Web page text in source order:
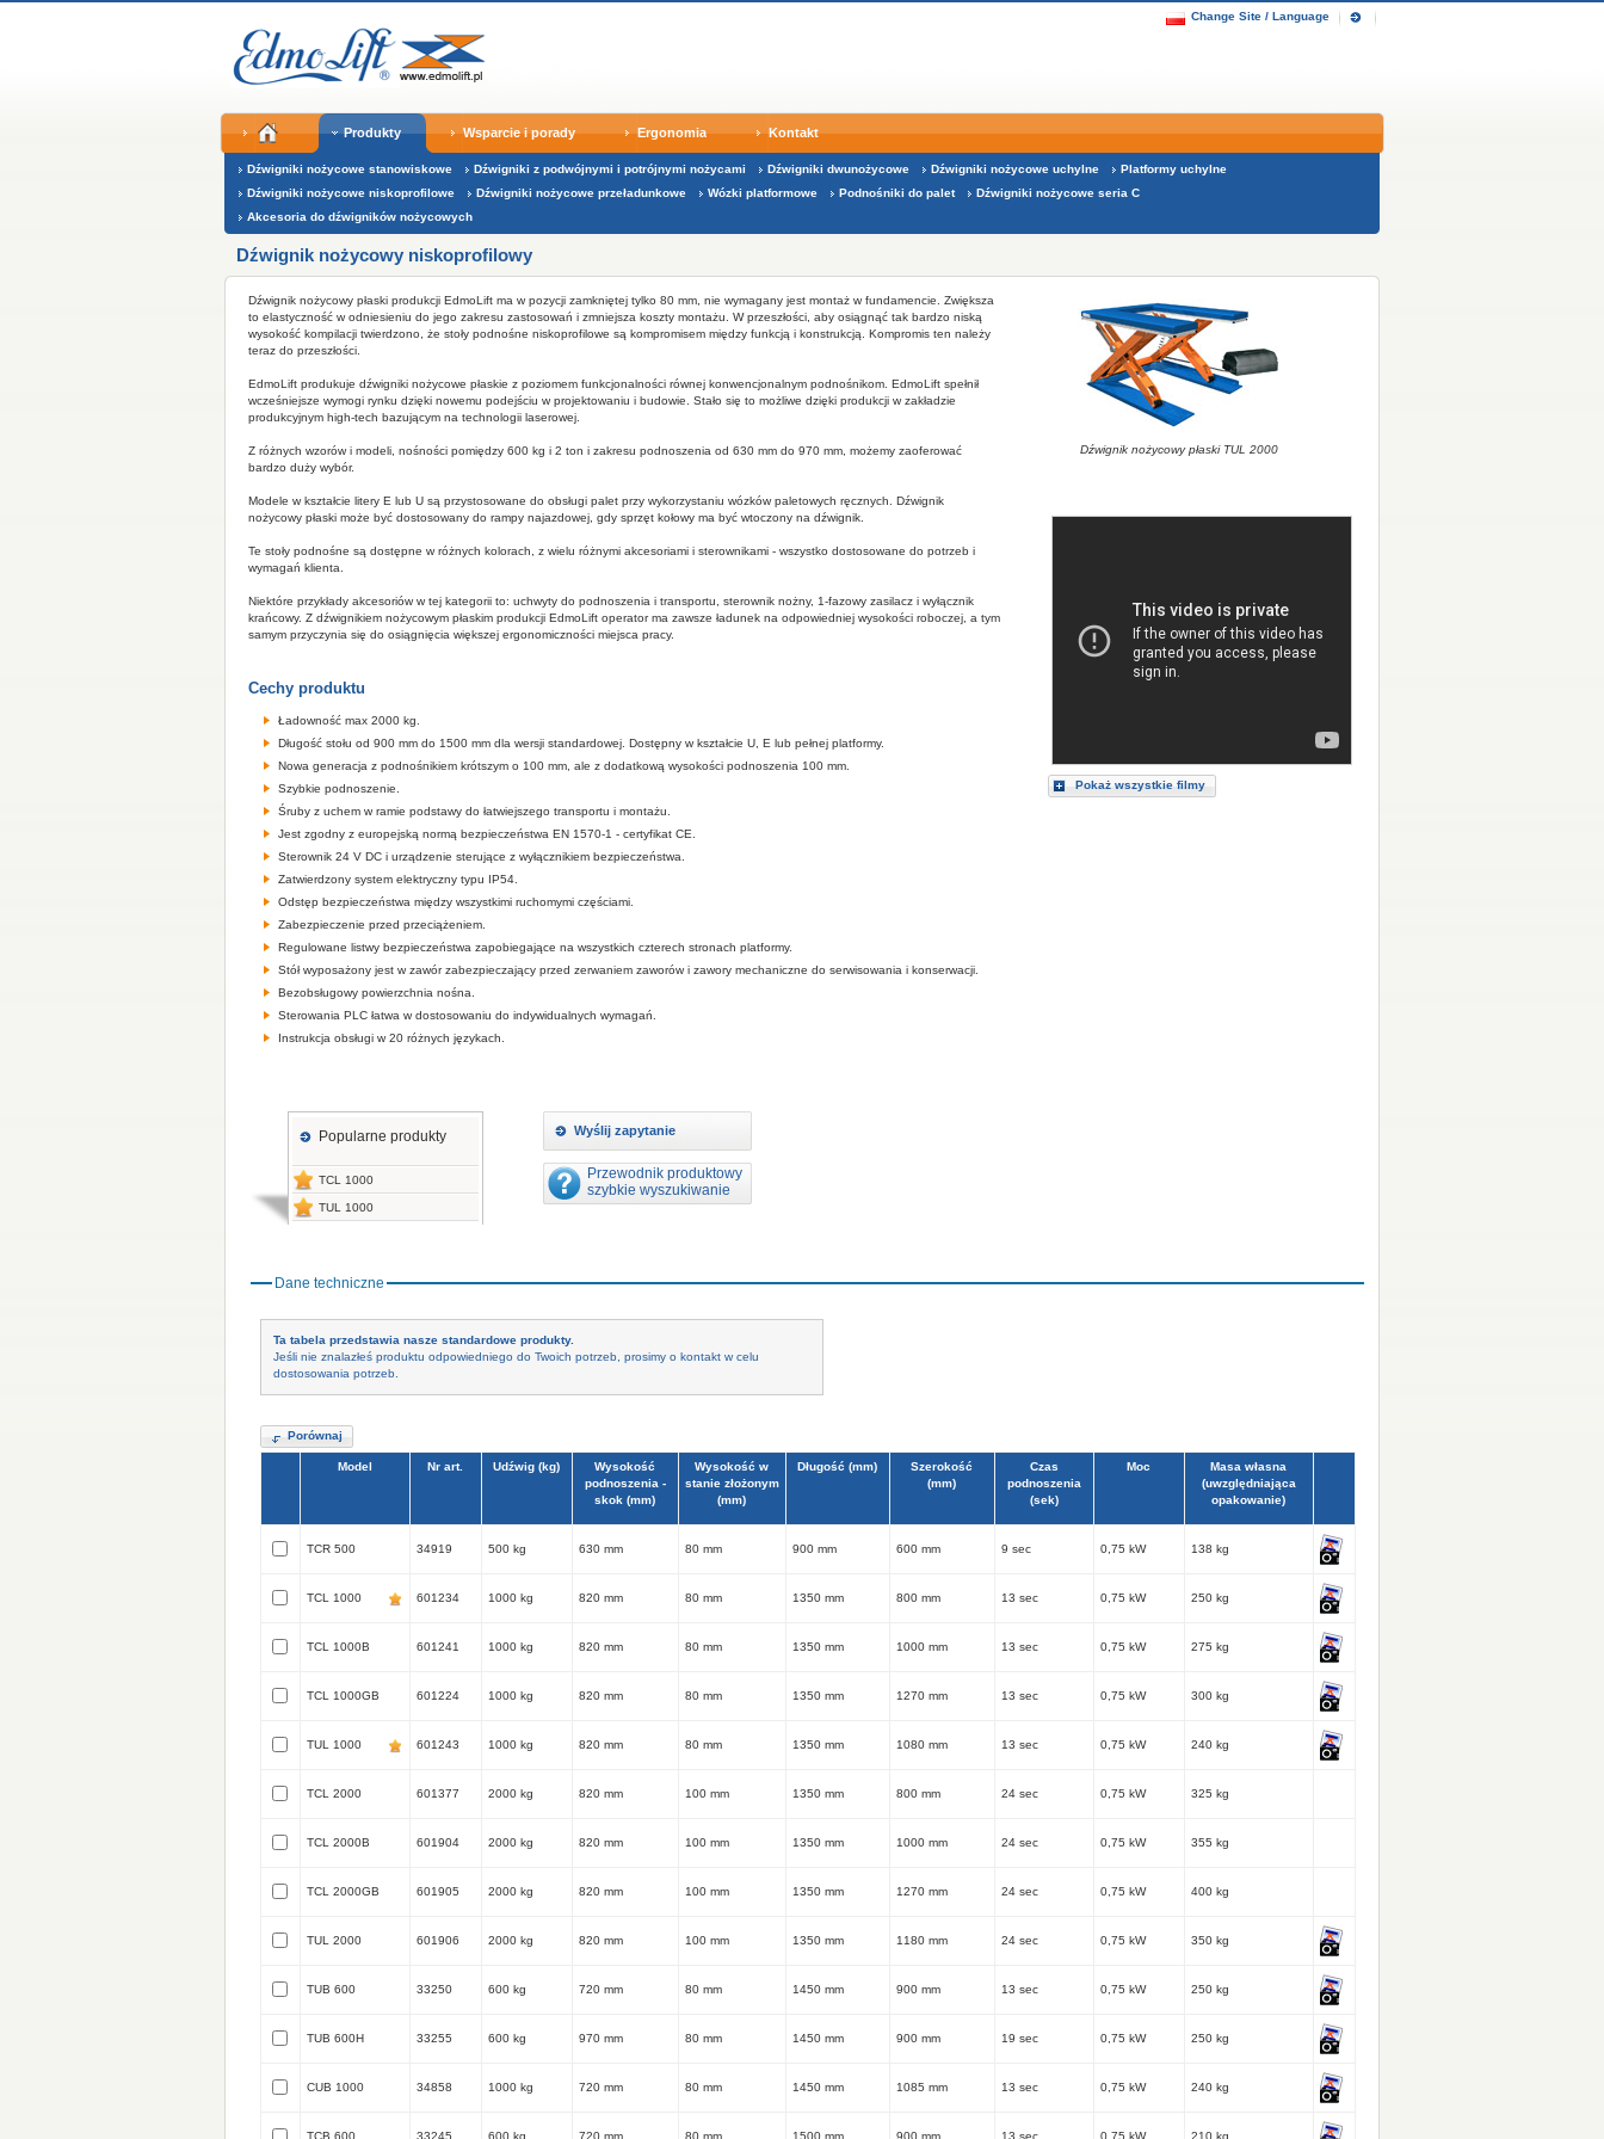
Change Site / Language
Produkty Wsparcie i porady Ergonomia Kontakt
Dźwigniki nożycowe stanowiskowe Dźwigniki z podwójnymi i potrójnymi nożycami Dźwigniki dwunożycowe Dźwigniki nożycowe uchylne
Platformy uchylne
Dźwigniki nożycowe niskoprofilowe
Dźwigniki nożycowe przeładunkowe Wózki platformowe Podnośniki do palet
Dźwigniki nożycowe seria C
Akcesoria do dźwigników nożycowych
Dźwignik nożycowy niskoprofilowy
Dźwignik nożycowy płaski produkcji EdmoLift ma w pozycji zamkniętej tylko 80 mm, nie wymagany jest montaż w fundamencie. Zwiększa
to elastyczność w odniesieniu do jego zakresu zastosowań i zmniejsza koszty montażu. W przeszłości, aby osiągnąć tak bardzo niską
wysokość kompilacji twierdzono, że stoły podnośne niskoprofilowe są kompromisem między funkcją i konstrukcją. Kompromis ten należy
teraz do przeszłości.
EdmoLift produkuje dźwigniki nożycowe płaskie z poziomem funkcjonalności równej konwencjonalnym podnośnikom. EdmoLift spełnił
wcześniejsze wymogi rynku dzięki nowemu podejściu w projektowaniu i budowie. Stało się to możliwe dzięki produkcji w zakładzie
produkcyjnym high-tech bazującym na technologii laserowej.
Z różnych wzorów i modeli, nośności pomiędzy 600 kg i 2 ton i zakresu podnoszenia od 630 mm do 970 mm, możemy zaoferować
bardzo duży wybór.
Modele w kształcie litery E lub U są przystosowane do obsługi palet przy wykorzystaniu wózków paletowych ręcznych. Dźwignik
nożycowy płaski może być dostosowany do rampy najazdowej, gdy sprzęt kołowy ma być wtoczony na dźwignik.
Te stoły podnośne są dostępne w różnych kolorach, z wielu różnymi akcesoriami i sterownikami - wszystko dostosowane do potrzeb i
wymagań klienta.
Niektóre przykłady akcesoriów w tej kategorii to: uchwyty do podnoszenia i transportu, sterownik nożny, 1-fazowy zasilacz i wyłącznik
krańcowy. Z dźwignikiem nożycowym płaskim produkcji EdmoLift operator ma zawsze ładunek na odpowiedniej wysokości roboczej, a tym
samym przyczynia się do osiągnięcia większej ergonomiczności miejsca pracy.
Cechy produktu
Ładowność max 2000 kg.
Długość stołu od 900 mm do 1500 mm dla wersji standardowej Dostępny w kształcie U, E lub pełnej platformy.
Nowa generacja z podnośnikiem krótszym o 100 mm , ale z dodatkową wysokości podnoszenia 100 mm
Szybkie podnoszenie.
Śruby z uchem w ramie podstawy do łatwiejszego transportu i montażu.
Jest zgodny z europejską normą bezpieczeństwa EN 1570-1 - certyfikat CE
Sterownik 24 V DC i urządzenie sterujące z wyłącznikiem bezpieczeństwa
Zatwierdzony system elektryczny typu IP54
Odstęp bezpieczeństwa między wszystkimi ruchomymi częściami
Zabezpieczenie przed przeciążeniem
Regulowane listwy bezpieczeństwa zapobiegające na wszystkich czterech stronach platformy.
Stół wyposażony jest w zawór zabezpieczający przed zerwaniem zaworów i zawory mechaniczne do serwisowania i konserwacji
Bezobsługowy powierzchnia nośna
Sterowania PLC łatwa w dostosowaniu do indywidualnych wymagań
Instrukcja obsługi w 20 różnych językach
Popularne produkty
TCL 1000
TUL 1000
Wyślij zapytanie
Przewodnik produktowy
szybkie wyszukiwanie
Dźwignik nożycowy płaski TUL 2000
Pokaż wszystkie filmy
Dane techniczne
Ta tabela przedstawia nasze standardowe produkty.
Jeśli nie znalazłeś produktu odpowiedniego do Twoich potrzeb, prosimy o kontakt w celu
dostosowania potrzeb.
Porównaj
Model Nr art. Udźwig (kg)
Wysokość
podnoszenia -
skok (mm)
Wysokość w
stanie złożonym
(mm)
Długość (mm)
Szerokość
(mm)
Czas
podnoszenia
(sek)
Moc
Masa własna
(uwzględniająca
opakowanie)
TCR 500 34919 500 kg 630 mm 80 mm 900 mm 600 mm 9 sec 0,75 kW 138 kg
TCL 1000 601234 1000 kg 820 mm 80 mm 1350 mm 800 mm 13 sec 0,75 kW 250 kg
TCL 1000B 601241 1000 kg 820 mm 80 mm 1350 mm 1000 mm 13 sec 0,75 kW 275 kg
TCL 1000GB 601224 1000 kg 820 mm 80 mm 1350 mm 1270 mm 13 sec 0,75 kW 300 kg
TUL 1000 601243 1000 kg 820 mm 80 mm 1350 mm 1080 mm 13 sec 0,75 kW 240 kg
TCL 2000 601377 2000 kg 820 mm 100 mm 1350 mm 800 mm 24 sec 0,75 kW 325 kg
TCL 2000B 601904 2000 kg 820 mm 100 mm 1350 mm 1000 mm 24 sec 0,75 kW 355 kg
TCL 2000GB 601905 2000 kg 820 mm 100 mm 1350 mm 1270 mm 24 sec 0,75 kW 400 kg
TUL 2000 601906 2000 kg 820 mm 100 mm 1350 mm 1180 mm 24 sec 0,75 kW 350 kg
TUB 600 33250 600 kg 720 mm 80 mm 1450 mm 900 mm 13 sec 0,75 kW 250 kg
TUB 600H 33255 600 kg 970 mm 80 mm 1450 mm 900 mm 19 sec 0,75 kW 250 kg
CUB 1000 34858 1000 kg 720 mm 80 mm 1450 mm 1085 mm 13 sec 0,75 kW 240 kg
TCB 600 33245 600 kg 720 mm 80 mm 1500 mm 900 mm 13 sec 0,75 kW 210 kg